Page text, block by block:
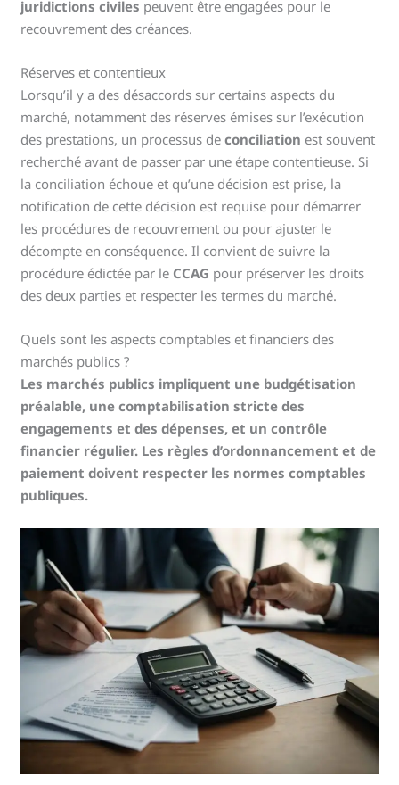
juridictions civiles peuvent être engagées pour le
recouvrement des créances.
Réserves et contentieux
Lorsqu’il y a des désaccords sur certains aspects du
marché, notamment des réserves émises sur l’exécution
des prestations, un processus deconciliation est souvent
recherché avant de passer par une étape contentieuse. Si
la conciliation échoue et qu’une décision est prise, la
notification de cette décision est requise pour démarrer
les procédures de recouvrement ou pour ajuster le
décompte en conséquence. Il convient de suivre la
procédure édictée par le CCAG pour préserver les droits
des deux parties et respecter les termes du marché.
Quels sont les aspects comptables et financiers des
marchés publics ?
Les marchés publics impliquent une budgétisation
préalable, une comptabilisation stricte des
engagements et des dépenses, et un contrôle
financier régulier. Les règles d’ordonnancement et de
paiement doivent respecter les normes comptables
publiques.